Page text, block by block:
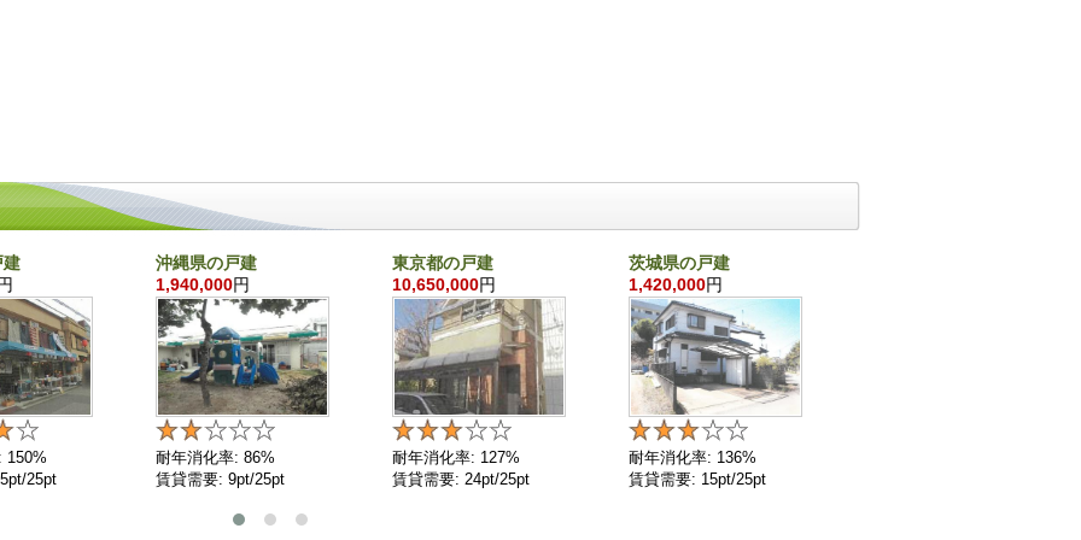
建
150%
25pt
沖縄県の戸建
1,940,000円
耐年消化率: 86%
賃貸需要: 9pt/25pt
東京都の戸建
10,650,000円
耐年消化率: 127%
賃貸需要: 24pt/25pt
茨城県の戸建
1,420,000円
耐年消化率: 136%
賃貸需要: 15pt/25pt